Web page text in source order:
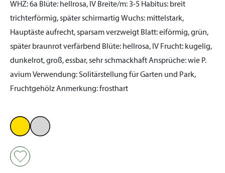
WHZ:6a Blüte: hellrosa, IV Breite/m:3-5 Habitus: breit
trichterförmig, später schirmartig Wuchs: mittelstark,
Hauptäste aufrecht, sparsam verzweigt Blatt:eiförmig, grün,
später braunrot verfärbend Blüte: hellrosa, IV Frucht: kugelig,
dunkelrot, groß, essbar, sehr schmackhaftAnsprüche:wie P.
aviumVerwendung:Solitärstellung für Garten und Park,
FruchtgehölzAnmerkung:frosthart